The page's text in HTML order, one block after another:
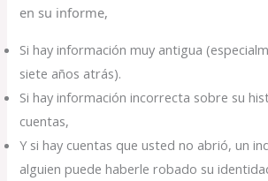
en su informe,
Si hay información muy antigua
siete años atrás).
Si hay información incorrecta sobre su
cuentas,
Y si hay cuentas que usted no abrió, un
alguien puede haberle robado su